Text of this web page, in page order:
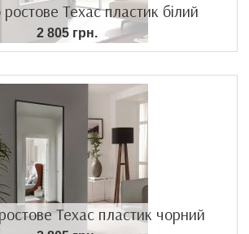
Техас пластик білий
2 805 грн.
Техас пластик чорний